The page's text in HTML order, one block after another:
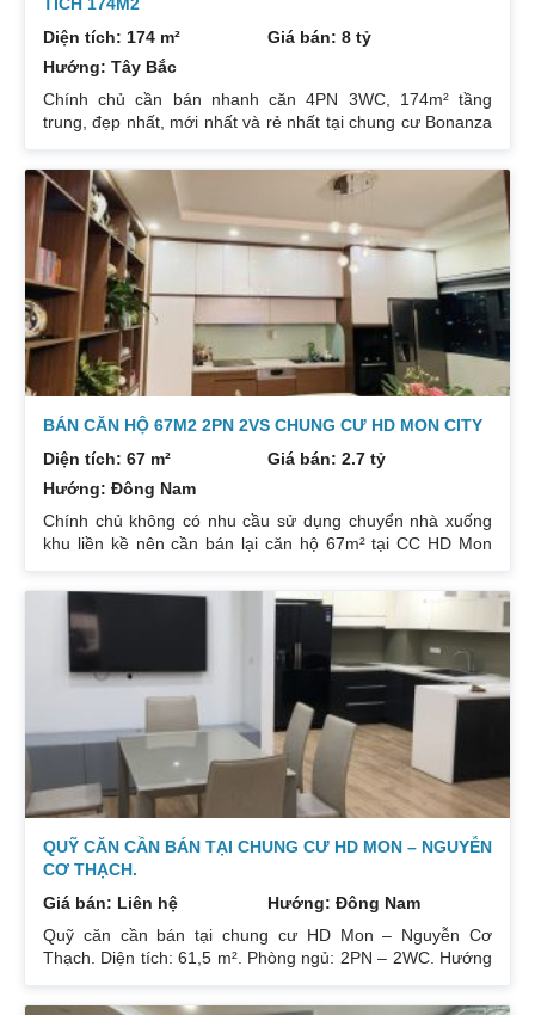
Diện tích: 174 m²
Giá bán: 8 tỷ
Hướng: Tây Bắc
Chính chủ cần bán nhanh căn 4PN 3WC, 174m² tầng
trung, đẹp nhất, mới nhất và rẻ nhất tại chung cư Bonanza
nên cần bán lại để đầu tư cái khác, cụ thể như sau:
Hướng: TB, ban công Đông Nam. Thiết kế: 4 ngủ 3WC DT:
174m². Nội thất đẹp thiết kế sang trọng trẻ trung. Phòng
khách, bếp, thiết bị vệ sinh tất cả đều mới và sử dụng tốt.
Nhà đã có sổ pháp
BÁN CĂN HỘ 67M2 2PN 2VS CHUNG CƯ HD MON CITY
Diện tích: 67 m²
Giá bán: 2.7 tỷ
Hướng: Đông Nam
Chính chủ không có nhu cầu sử dụng chuyển nhà xuống
khu liền kề nên cần bán lại căn hộ 67m² tại CC HD Mon
công hướng Đông Nam căn góc nhiều mặt thoáng và có
ban công nhỏ phòng ngủ chính. Đồ nội thất cao cấp bán
để lại toàn bộ nội thất cao cấp theo phong cách Châu Âu.
Sổ đỏ chính chủ xem nhà 24/24. Liên hệ xem nhà:
0832133366
QUỸ CĂN CẦN BÁN TẠI CHUNG CƯ HD MON – NGUYỄN
CƠ THẠCH.
Giá bán: Liên hệ
Hướng: Đông Nam
Quỹ căn cần bán tại chung cư HD Mon – Nguyễn Cơ
Thạch. Diện tích: 61,5 m². Phòng ngủ: 2PN – 2WC. Hướng
Giá: 3 tỷ. Diện tích: 67 m². Phòng ngủ: 2PN 2WC. Hướng